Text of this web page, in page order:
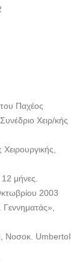
Παχέος
Χειρ/κής
μήνες.
2003
Νοσοκ. UmbertoI